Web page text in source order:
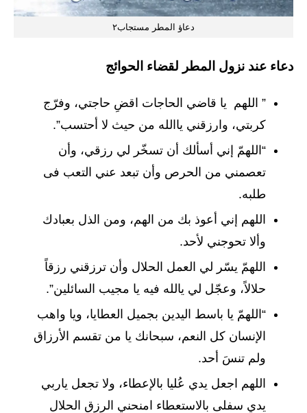
دعاؤ المطر مستجاب٢
دعاء عند نزول المطر لقضاء الحوائج
” اللهم يا قاضي الحاجات اقضِ حاجتي، وفرّج
كربتي، وارزقني ياالله من حيث لا أحتسب”.
“اللهمّ إني أسألك أن تسخّر لي رزقي، وأن
تعصمني من الحرص وأن تبعد عني التعب فى
طلبه.
اللهم إني أعوذ بك من الهم، ومن الذل بعبادك
وألا تحوجني لأحد.
اللهمّ يسّر لي العمل الحلال وأن ترزقني رزقاً
حلالاً، وعجّل لي يالله فيه يا مجيب السائلين”.
“اللهمّ يا باسط اليدين بجميل العطايا، ويا واهب
الإنسان كل النعم، سبحانك يا من تقسم الأرزاق
ولم تنسَ أحد.
اللهم اجعل يدي عُليا بالإعطاء، ولا تجعل ياربي
يدي سفلى بالاستعطاء امنحني الرزق الحلال